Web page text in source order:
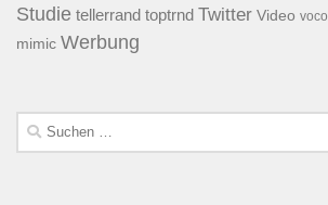
Studie tellerrand toptrnd Twitter Video voco
mimic Werbung
Suchen
nach: